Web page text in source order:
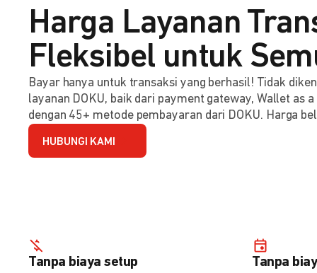
Harga Layanan
Fleksibel untuk
Bayar hanya untuk transaksi yang berhasil! Tidak
layanan DOKU, baik dari payment gateway, Wallet as
dengan 45+ metode pembayaran dari DOKU. Harga
HUBUNGI KAMI
Tanpa biaya setup Tanpa